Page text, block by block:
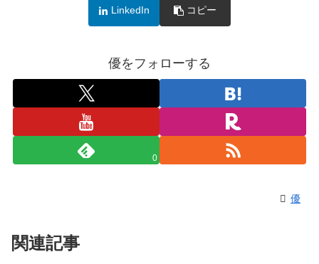
LinkedIn コピー
優をフォローする
0
優
関連記事